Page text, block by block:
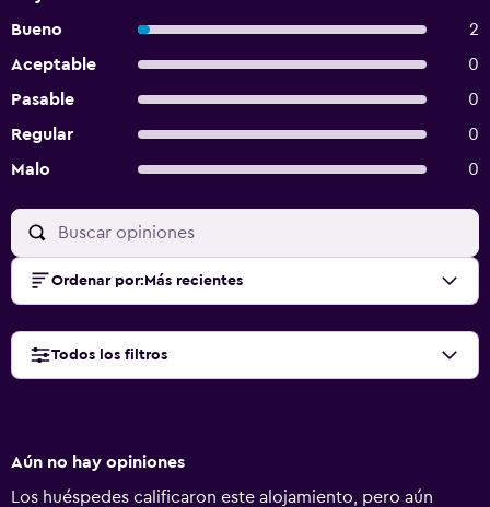
Bueno
2
Aceptable
0
Pasable
0
Regular
0
Malo
0
Ordenar por: Más recientes
Todos los filtros
Aún no hay opiniones
Los huéspedes calificaron este alojamiento, pero aún